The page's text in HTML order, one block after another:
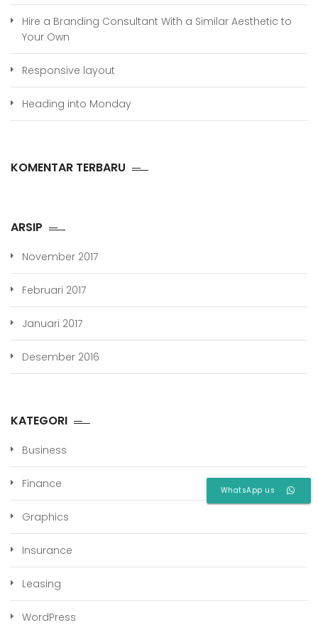
Hire a Branding Consultant With a Similar Aesthetic to
Your Own
Responsive layout
Heading into Monday
KOMENTAR TERBARU
ARSIP
November 2017
Februari 2017
Januari 2017
Desember 2016
KATEGORI
Business
Finance
Graphics
Insurance
Leasing
WordPress
WhatsApp us